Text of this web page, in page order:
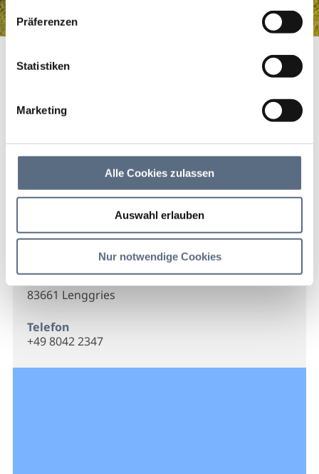
Präferenzen
Statistiken
Marketing
Alle Cookies zulassen
Auswahl erlauben
Nur notwendige Cookies
Bartkowiak
Kontakt
Ertlhöfe 15 a
83661 Lenggries
Telefon
+49 8042 2347